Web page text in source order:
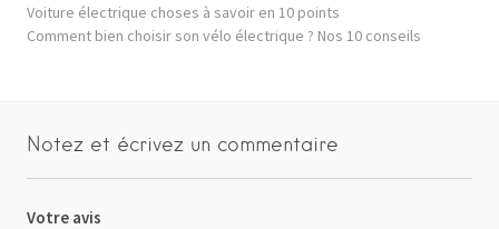
Voiture électrique choses à savoir en 10 points
Comment bien choisir son vélo électrique ? Nos 10 conseils
Notez et écrivez un commentaire
Votre avis